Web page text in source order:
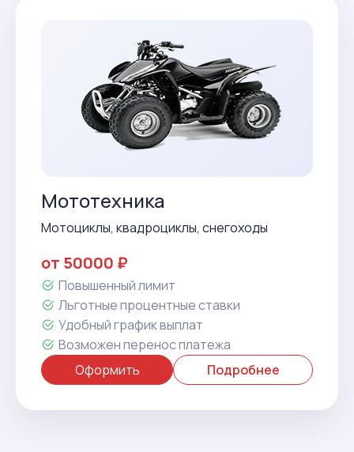
Мототехника
Мотоциклы, квадроциклы, снегоходы
от 50000 ₽
Повышенный лимит
Льготные процентные ставки
Удобный график выплат
Возможен перенос платежа
Оформить
Подробнее